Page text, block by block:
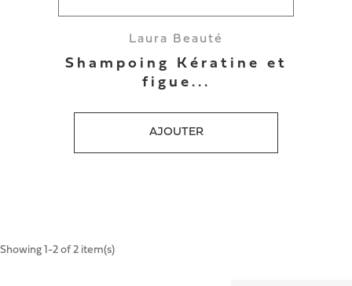
Laura Beauté
Shampoing Kératine et
figue...
AJOUTER
Showing 1-2 of 2 item(s)